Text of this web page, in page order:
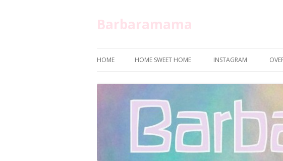
Barbaramama
HOME HOME SWEET HOME INSTAGRAM